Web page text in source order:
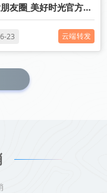
友圈_美好时光官方微
转发
23 云端转发